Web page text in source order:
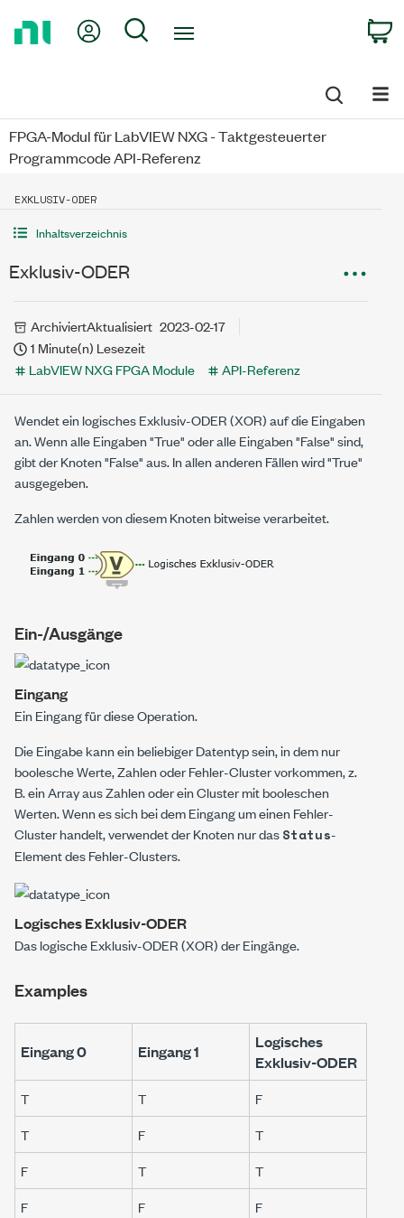
My Account
Search
FPGA-Modul für LabVIEW NXG - Taktgesteuerter
Programmcode API-Referenz
EXKLUSIV-ODER
Inhaltsverzeichnis
Exklusiv-ODER
ArchiviertAktualisiert 2023-02-17
1 Minute(n) Lesezeit
LabVIEW NXG FPGA Module
API-Referenz
Wendet ein logisches Exklusiv-ODER (XOR) auf die Eingaben
an. Wenn alle Eingaben "True" oder alle Eingaben "False" sind,
gibt der Knoten "False" aus. In allen anderen Fällen wird "True"
ausgegeben.
Zahlen werden von diesem Knoten bitweise verarbeitet.
Ein-/Ausgänge
Eingang
Ein Eingang für diese Operation.
Die Eingabe kann ein beliebiger Datentyp sein, in dem nur
boolesche Werte, Zahlen oder Fehler-Cluster vorkommen, z.
B. ein Array aus Zahlen oder ein Cluster mit booleschen
Werten. Wenn es sich bei dem Eingang um einen Fehler-
Cluster handelt, verwendet der Knoten nur dasStatus-
Element des Fehler-Clusters.
Logisches Exklusiv-ODER
Das logische Exklusiv-ODER (XOR) der Eingänge.
Examples
Eingang 0 Eingang 1
Logisches
Exklusiv-ODER
T T
F
T
F
T
F
T
T
F
F F